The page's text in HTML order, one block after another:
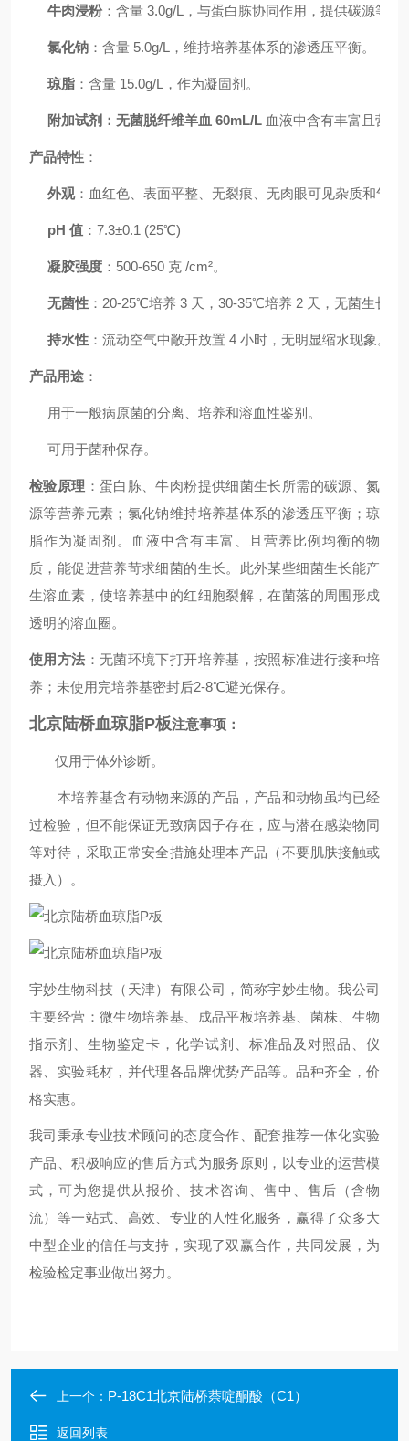
牛肉浸粉 ：含量 3.0g/L，与蛋白胨协同作用，提供碳源等营
氯化钠 ：含量 5.0g/L，维持培养基体系的渗透压平衡。
琼脂 ：含量 15.0g/L，作为凝固剂。
附加试剂：无菌脱纤维羊血 60mL/L 血液中含有丰富且营
产品特性 ：
外观：血红色、表面平整、无裂痕、无肉眼可见杂质和气泡
pH 值 ：7.3±0.1 (25℃)
凝胶强度 ：500-650 克 /cm²。
无菌性 ：20-25℃培养 3 天，30-35℃培养 2 天，无菌生长。
持水性 ：流动空气中敞开放置 4 小时，无明显缩水现象。
产品用途 ：
用于一般病原菌的分离、培养和溶血性鉴别。
可用于菌种保存。
检验原理 ：蛋白胨、牛肉粉提供细菌生长所需的碳源、氮
源等营养元素；氯化钠维持培养基体系的渗透压平衡；琼
脂作为凝固剂。血液中含有丰富、且营养比例均衡的物
质，能促进营养苛求细菌的生长。此外某些细菌生长能产
生溶血素，使培养基中的红细胞裂解，在菌落的周围形成
透明的溶血圈。
使用方法 ：无菌环境下打开培养基，按照标准进行接种培
养；未使用完培养基密封后2-8℃避光保存。
北京陆桥血琼脂P板注意事项：
仅用于体外诊断。
本培养基含有动物来源的产品，产品和动物虽均已经
过检验，但不能保证无致病因子存在，应与潜在感染物同
等对待，采取正常安全措施处理本产品（不要肌肤接触或
摄入）。
宇妙生物科技（天津）有限公司，简称宇妙生物。我公司
主要经营：微生物培养基、成品平板培养基、菌株、生物
指示剂、生物鉴定卡，化学试剂、标准品及对照品、仪
器、实验耗材，并代理各品牌优势产品等。品种齐全，价
格实惠。
我司秉承专业技术顾问的态度合作、配套推荐一体化实验
产品、积极响应的售后方式为服务原则，以专业的运营模
式，可为您提供从报价、技术咨询、售中、售后（含物
流）等一站式、高效、专业的人性化服务，赢得了众多大
中型企业的信任与支持，实现了双赢合作，共同发展，为
检验检定事业做出努力。
上一个： P-18C1北京陆桥萘啶酮酸（C1）
返回列表